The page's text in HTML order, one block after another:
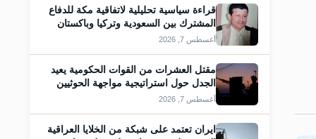
قراءة سياسية تحليلية لاتفاقية مكة للدفاع
المشترك بين السعودية وتركيا وباكستان
أغسطس 7, 2026
مقتل العشرات من القوات الحكومية يعيد
الجدل حول استراتيجية مواجهة الحوثيين
أغسطس 7, 2026
ايران تعتمد على شبكة من الخلايا العراقية